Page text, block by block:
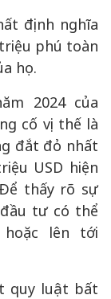
định nghĩa
phú toàn
họ.
2024 của
cố vị thế là
đắt đỏ nhất
USD hiện
thấy rõ sự
tư có thể
hoặc lên tới
quy luật bất